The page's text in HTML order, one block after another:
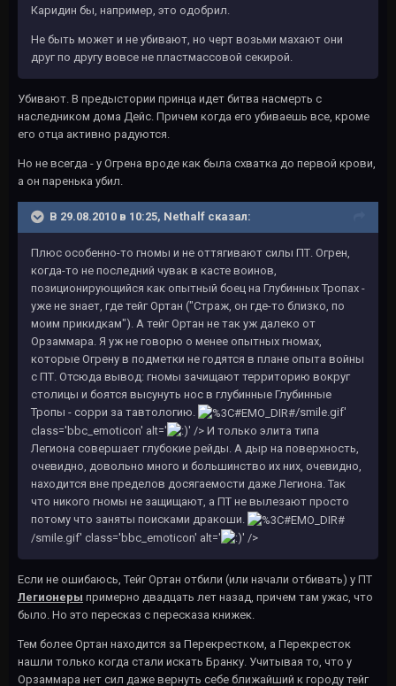
Каридин бы, например, это одобрил.
Не быть может и не убивают, но черт возьми махают они
друг по другу вовсе не пластмассовой секирой.
Убивают. В предыстории принца идет битва насмерть с
наследником дома Дейс. Причем когда его убиваешь все, кроме
его отца активно радуются.
Но не всегда - у Огрена вроде как была схватка до первой крови,
а он паренька убил.
В 29.08.2010 в 10:25, Nethalf сказал:
Плюс особенно-то гномы и не оттягивают силы ПТ. Огрен,
когда-то не последний чувак в касте воинов,
позиционирующийся как опытный боец на Глубинных Тропах -
уже не знает, где тейг Ортан ("Страж, он где-то близко, по
моим прикидкам"). А тейг Ортан не так уж далеко от
Орзаммара. Я уж не говорю о менее опытных гномах,
которые Огрену в подметки не годятся в плане опыта войны
с ПТ. Отсюда вывод: гномы зачищают территорию вокруг
столицы и боятся высунуть нос в глубинные Глубинные
Тропы - сорри за тавтологию.
/smile.gif'
class='bbc_emoticon' alt='
' /> И только элита типа
Легиона совершает глубокие рейды. А дыр на поверхность,
очевидно, довольно много и большинство их них, очевидно,
находится вне пределов досягаемости даже Легиона. Так
что никого гномы не защищают, а ПТ не вылезают просто
потому что заняты поисками дракоши.
/smile.gif' class='bbc_emoticon' alt='
' />
Если не ошибаюсь, Тейг Ортан отбили (или начали отбивать) у ПТ
Легионеры примерно двадцать лет назад, причем там ужас, что
было. Но это пересказ с пересказа книжек.
Тем более Ортан находится за Перекрестком, а Перекресток
нашли только когда стали искать Бранку. Учитывая то, что у
Орзаммара нет сил даже вернуть себе ближайший к городу тейг